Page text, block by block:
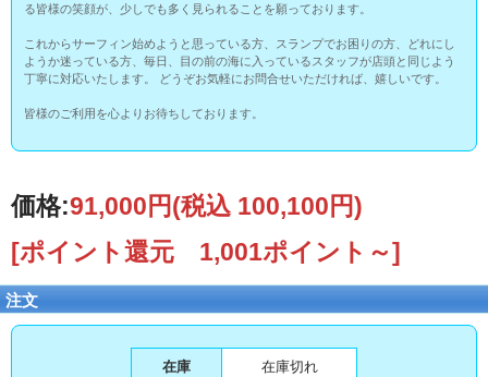
る皆様の笑顔が、少しでも多く見られることを願っております。
これからサーフィン始めようと思っている方、スランプでお困りの方、どれにし
ようか迷っている方、毎日、目の前の海に入っているスタッフが店頭と同じよう
丁寧に対応いたします。 どうぞお気軽にお問合せいただければ、嬉しいです。
皆様のご利用を心よりお待ちしております。
価格:91,000円(税込 100,100円)
[ポイント還元 1,001ポイント～]
注文
在庫 在庫切れ